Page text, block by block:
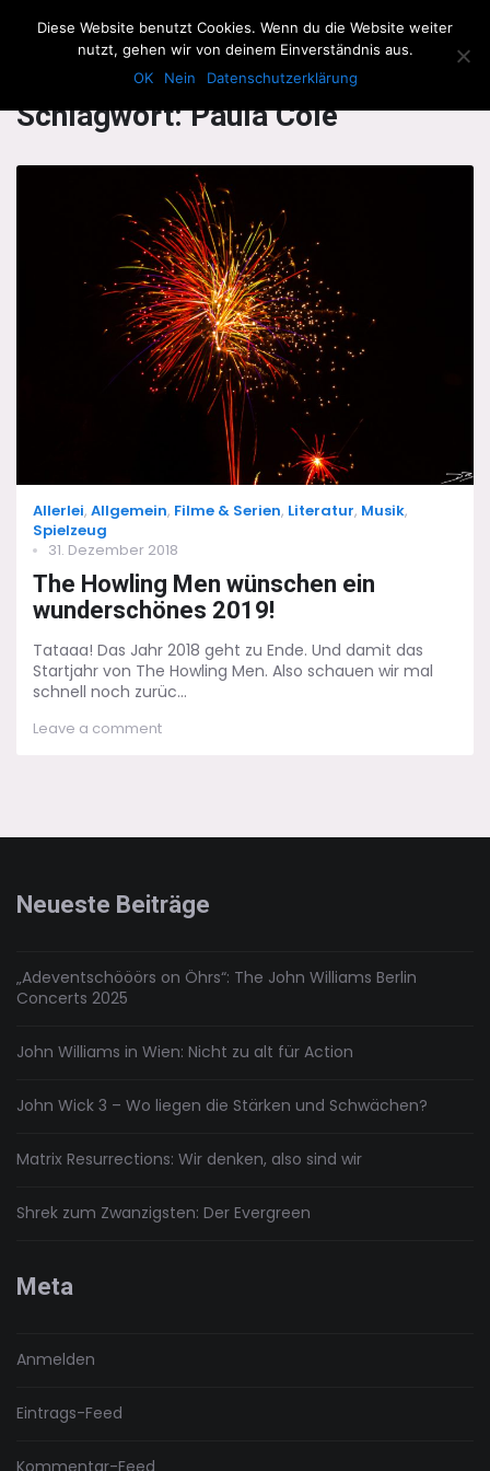
The Howling Men
Schlagwort:Paula Cole
Categories
Allerlei, Allgemein, Filme & Serien, Literatur, Musik,
Spielzeug
Posted
on
31. Dezember 2018
The Howling Men wünschen ein
wunderschönes 2019!
Tataaa! Das Jahr 2018 geht zu Ende. Und damit das
Startjahr von The Howling Men. Also schauen wir mal
schnell noch zurüc...
Leave a commenton
Neueste Beiträge
„Adeventschööörs on Öhrs“: The John Williams Berlin
Concerts 2025
John Williams in Wien: Nicht zu alt für Action
John Wick 3 – Wo liegen die Stärken und Schwächen?
Matrix Resurrections: Wir denken, also sind wir
Shrek zum Zwanzigsten: Der Evergreen
Meta
Anmelden
Eintrags-Feed
Diese Website benutzt Cookies. Wenn du die Website weiter
nutzt, gehen wir von deinem Einverständnis aus.
OK
Nein Datenschutzerklärung